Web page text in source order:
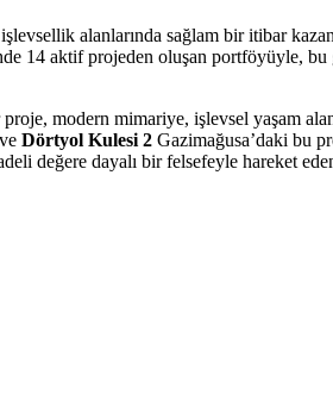
alanlarında sağlam bir itibar
14 aktif projeden oluşan portföyüyle,
modern mimariye, işlevsel yaşam
Dörtyol Kulesi 2 Gazimağusa’daki bu
değere dayalı bir felsefeyle hareket